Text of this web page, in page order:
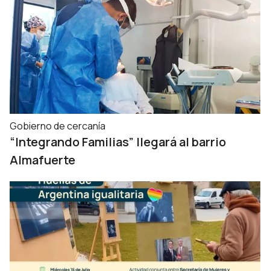
Gobierno de cercanía
“Integrando Familias” llegará al barrio
Almafuerte